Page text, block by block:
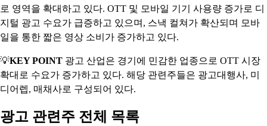
로 영역을 확대하고 있다. OTT 및 모바일 기기 사용량 증가로 디
지털 광고 수요가 급증하고 있으며, 스낵 컬쳐가 확산되며 모바
일을 통한 짧은 영상 소비가 증가하고 있다.
💡KEY POINT 광고 산업은 경기에 민감한 업종으로 OTT 시장
확대로 수요가 증가하고 있다. 해당 관련주들은 광고대행사, 미
디어렙, 매채사로 구성되어 있다.
광고 관련주 전체 목록